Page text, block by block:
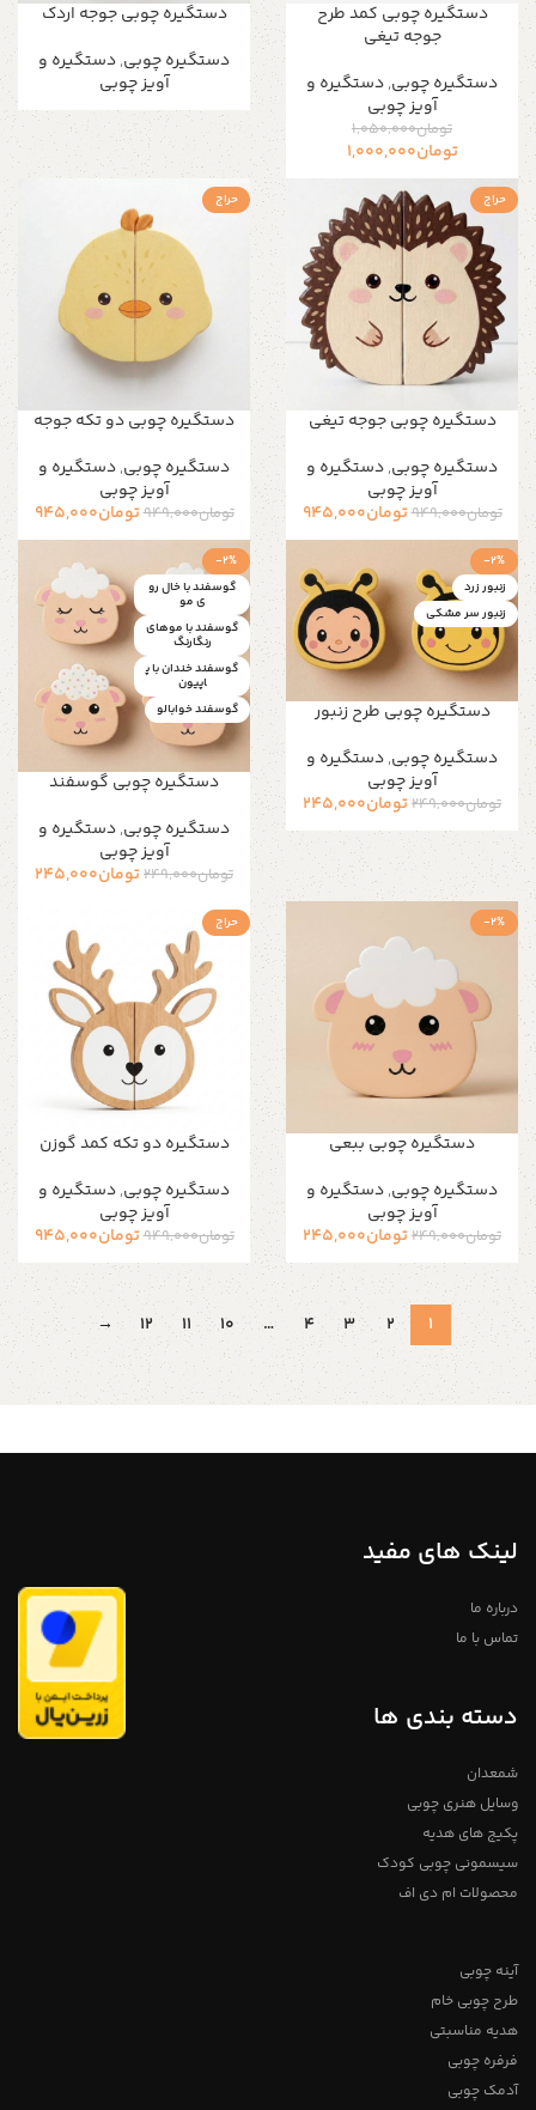
دستگیره چوبی کمد طرح
جوجه تیغی
دستگیره‌ چوبی,دستگیره و
آویز چوبی
تومان1,050,000
تومان1,000,000
دستگیره چوبی جوجه اردک
دستگیره‌ چوبی,دستگیره و
آویز چوبی
حراج
دستگیره چوبی جوجه تیغی
دستگیره‌ چوبی,دستگیره و
آویز چوبی
تومان949,000تومان945,000
حراج
دستگیره چوبی دو تکه جوجه
دستگیره‌ چوبی,دستگیره و
آویز چوبی
تومان949,000تومان945,000
-2%
زنبور زرد
زنبور سر مشکی
دستگیره چوبی طرح زنبور
دستگیره‌ چوبی,دستگیره و
آویز چوبی
تومان249,000تومان245,000
-2%
گوسفند با خال رو
ی مو
گوسفند با موهای
رنگارنگ
گوسفند خندان با پ
اپیون
گوسفند خوابالو
دستگیره چوبی گوسفند
دستگیره‌ چوبی,دستگیره و
آویز چوبی
تومان249,000تومان245,000
-2%
دستگیره چوبی ببعی
دستگیره‌ چوبی,دستگیره و
آویز چوبی
تومان249,000تومان245,000
حراج
دستگیره دو تکه کمد گوزن
دستگیره‌ چوبی,دستگیره و
آویز چوبی
تومان949,000تومان945,000
1
2
3
4
…
10
11
12
→
لینک های مفید
درباره ما
تماس با ما
دسته بندی ها
شمعدان
وسایل هنری چوبی
پکیج های هدیه
سیسمونی چوبی کودک
محصولات ام دی اف
آینه چوبی
طرح چوبی خام
هدیه مناسبتی
فرفره چوبی
آدمک چوبی